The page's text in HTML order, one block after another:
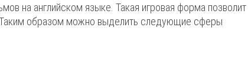
на английском языке. Такая игровая форма позволит
Таким образом можно выделить следующие сферы